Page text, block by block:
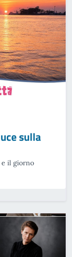
sulla
e il giorno